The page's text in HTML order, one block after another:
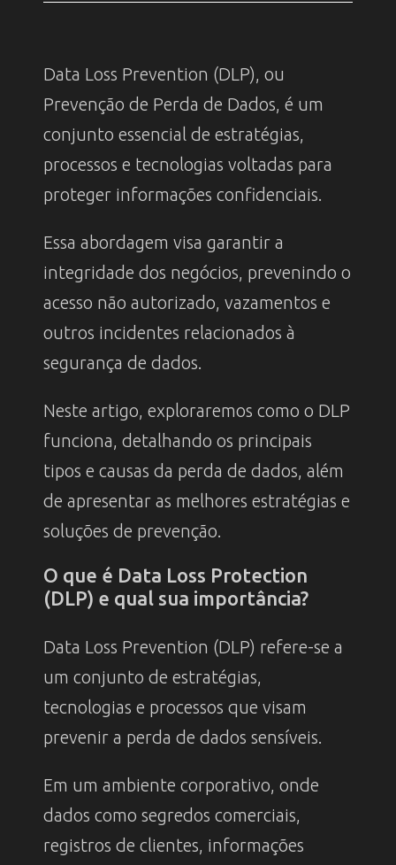
Data Loss Prevention (DLP), ou
Prevenção de Perda de Dados, é um
conjunto essencial de estratégias,
processos e tecnologias voltadas para
proteger informações confidenciais.
Essa abordagem visa garantir a
integridade dos negócios, prevenindo o
acesso não autorizado, vazamentos e
outros incidentes relacionados à
segurança de dados.
Neste artigo, exploraremos como o DLP
funciona, detalhando os principais
tipos e causas da perda de dados, além
de apresentar as melhores estratégias e
soluções de prevenção.
O que é Data Loss Protection
(DLP) e qual sua importância?
Data Loss Prevention (DLP) refere-se a
um conjunto de estratégias,
tecnologias e processos que visam
prevenir a perda de dados sensíveis.
Em um ambiente corporativo, onde
dados como segredos comerciais,
registros de clientes, informações